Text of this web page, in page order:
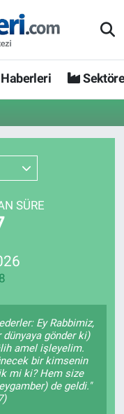
SÜRE
Ey Rabbimiz,
dünyaya gönder ki)
amel işleyelim.
bir kimsenin
mi ki? Hem size
de geldi."